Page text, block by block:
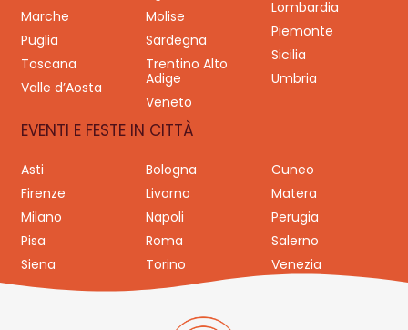
Lombardia
Marche
Molise
Piemonte
Puglia
Sardegna
Sicilia
Toscana
Trentino Alto
Adige
Umbria
Valle d’Aosta
Veneto
EVENTI E FESTE IN CITTÀ
Asti Bologna
Cuneo
Firenze
Livorno
Matera
Milano
Napoli
Perugia
Pisa
Roma
Salerno
Siena
Torino Venezia